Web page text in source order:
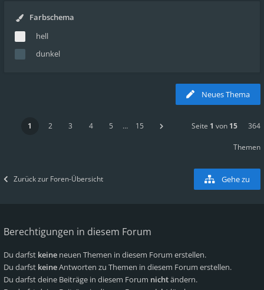
Farbschema
hell
dunkel
Neues Thema
1 2 3 4 5 … 15 Seite 1 von 15 364
Themen
Zurück zur Foren-Übersicht Gehe zu
Berechtigungen in diesem Forum
Du darfst keine neuen Themen in diesem Forum erstellen.
Du darfst keineAntworten zu Themen in diesem Forum erstellen.
Du darfst deine Beiträge in diesem Forum nichtändern.